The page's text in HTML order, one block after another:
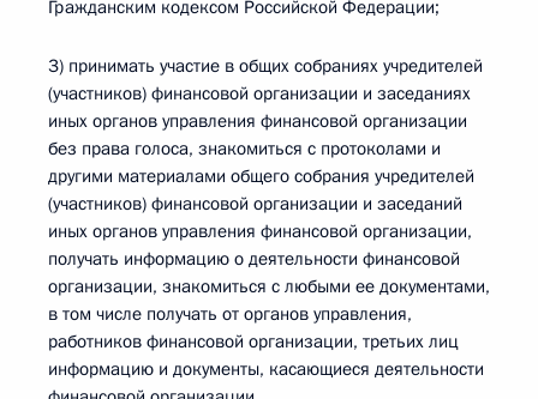
Гражданским кодексом Российской Федерации;
3) принимать участие в общих собраниях учредителей
(участников) финансовой организации и заседаниях
иных органов управления финансовой организации
без права голоса, знакомиться с протоколами и
другими материалами общего собрания учредителей
(участников) финансовой организации и заседаний
иных органов управления финансовой организации,
получать информацию о деятельности финансовой
организации, знакомиться с любыми ее документами,
в том числе получать от органов управления,
работников финансовой организации, третьих лиц
информацию и документы, касающиеся деятельности